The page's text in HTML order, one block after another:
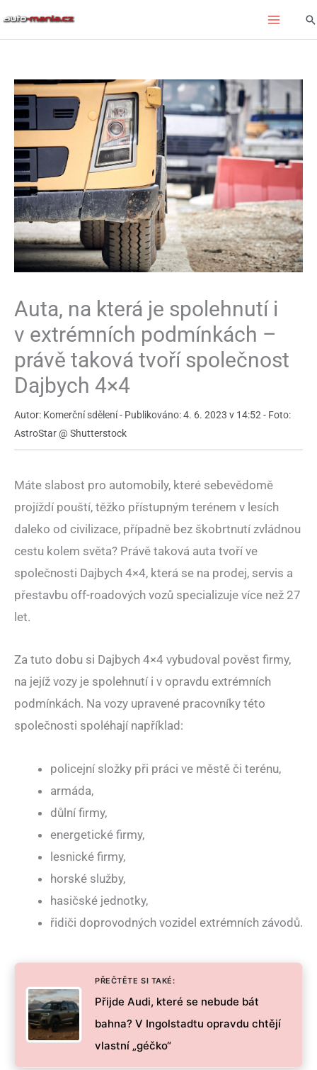
Auta, na která je spolehnutí i
v extrémních podmínkách –
právě taková tvoří společnost
Dajbych 4×4
Autor: Komerční sdělení - Publikováno: 4. 6. 2023 v 14:52 - Foto:
AstroStar @ Shutterstock
Máte slabost pro automobily, které sebevědomě
projíždí pouští, těžko přístupným terénem v lesích
daleko od civilizace, případně bez škobrtnutí zvládnou
cestu kolem světa? Právě taková auta tvoří ve
společnosti Dajbych 4×4, která se na prodej, servis a
přestavbu off-roadových vozů specializuje více než 27
let.
Za tuto dobu si Dajbych 4×4 vybudoval pověst firmy,
na jejíž vozy je spolehnutí i v opravdu extrémních
podmínkách. Na vozy upravené pracovníky této
společnosti spoléhají například:
policejní složky při práci ve městě či terénu,
armáda,
důlní firmy,
energetické firmy,
lesnické firmy,
horské služby,
hasičské jednotky,
řidiči doprovodných vozidel extrémních závodů.
PŘEČTĚTE SI TAKÉ:
Přijde Audi, které se nebude bát
bahna? V Ingolstadtu opravdu chtějí
vlastní „géčko“